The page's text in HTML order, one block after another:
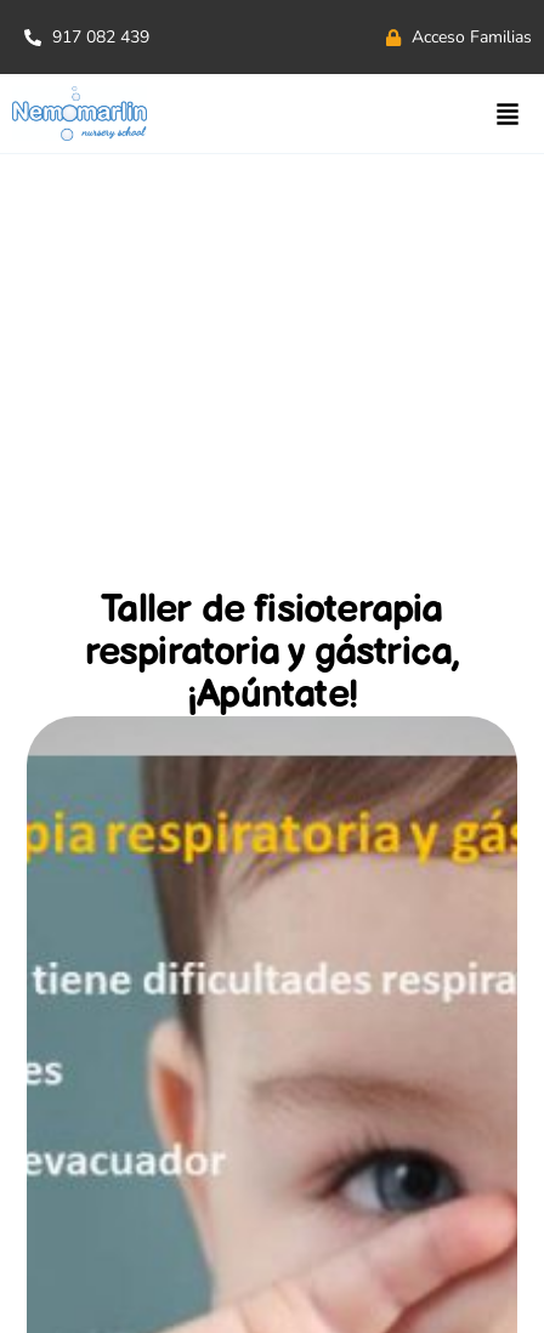
917 082 439 Acceso Familias
Taller de fisioterapia
respiratoria y gástrica,
¡Apúntate!